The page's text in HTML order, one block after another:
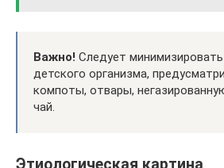
Важно! Следует
детского организма,
компоты, отвары,
чай.
Этиологическая картина